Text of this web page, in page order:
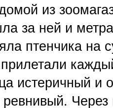
из
за ней и
птенчика на
истеричный
Через